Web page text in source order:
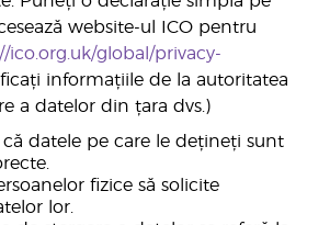
website-ul ICO pentru
ico.org.uk/global/privacy-
informațiile de la autoritatea
a datelor din țara dvs.)
că datele pe care le dețineți sunt
fizice să solicite
lor.